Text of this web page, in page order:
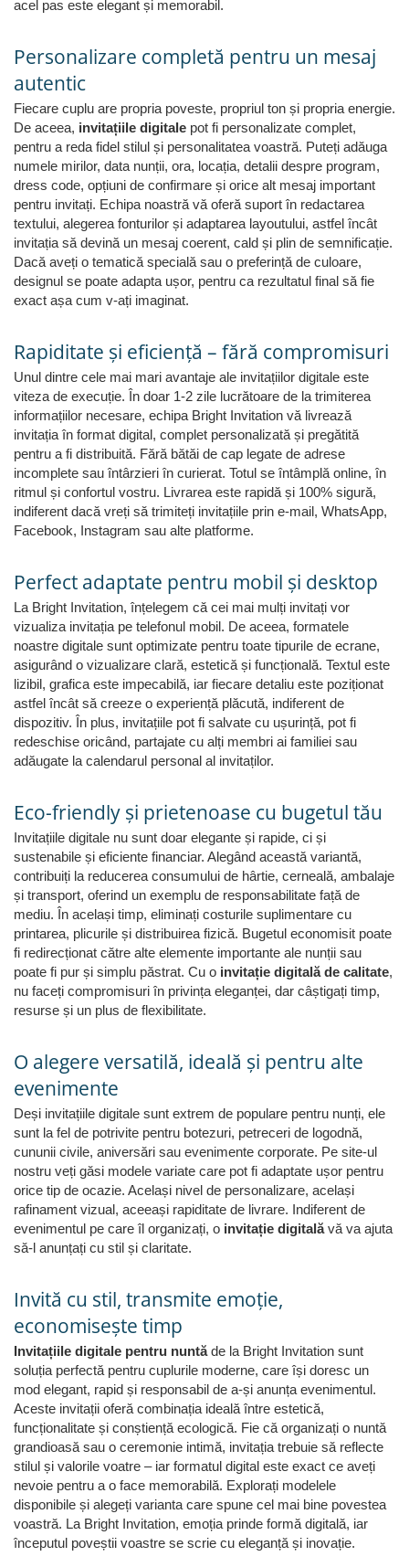
acel pas este elegant și memorabil.
Personalizare completă pentru un mesaj
autentic
Fiecare cuplu are propria poveste, propriul ton și propria energie.
De aceea, invitațiile digitale pot fi personalizate complet,
pentru a reda fidel stilul și personalitatea voastră. Puteți adăuga
numele mirilor, data nunții, ora, locația, detalii despre program,
dress code, opțiuni de confirmare și orice alt mesaj important
pentru invitați. Echipa noastră vă oferă suport în redactarea
textului, alegerea fonturilor și adaptarea layoutului, astfel încât
invitația să devină un mesaj coerent, cald și plin de semnificație.
Dacă aveți o tematică specială sau o preferință de culoare,
designul se poate adapta ușor, pentru ca rezultatul final să fie
exact așa cum v-ați imaginat.
Rapiditate și eficiență – fără compromisuri
Unul dintre cele mai mari avantaje ale invitațiilor digitale este
viteza de execuție. În doar 1-2 zile lucrătoare de la trimiterea
informațiilor necesare, echipa Bright Invitation vă livrează
invitația în format digital, complet personalizată și pregătită
pentru a fi distribuită. Fără bătăi de cap legate de adrese
incomplete sau întârzieri în curierat. Totul se întâmplă online, în
ritmul și confortul vostru. Livrarea este rapidă și 100% sigură,
indiferent dacă vreți să trimiteți invitațiile prin e-mail, WhatsApp,
Facebook, Instagram sau alte platforme.
Perfect adaptate pentru mobil și desktop
La Bright Invitation, înțelegem că cei mai mulți invitați vor
vizualiza invitația pe telefonul mobil. De aceea, formatele
noastre digitale sunt optimizate pentru toate tipurile de ecrane,
asigurând o vizualizare clară, estetică și funcțională. Textul este
lizibil, grafica este impecabilă, iar fiecare detaliu este poziționat
astfel încât să creeze o experiență plăcută, indiferent de
dispozitiv. În plus, invitațiile pot fi salvate cu ușurință, pot fi
redeschise oricând, partajate cu alți membri ai familiei sau
adăugate la calendarul personal al invitaților.
Eco-friendly și prietenoase cu bugetul tău
Invitațiile digitale nu sunt doar elegante și rapide, ci și
sustenabile și eficiente financiar. Alegând această variantă,
contribuiți la reducerea consumului de hârtie, cerneală, ambalaje
și transport, oferind un exemplu de responsabilitate față de
mediu. În același timp, eliminați costurile suplimentare cu
printarea, plicurile și distribuirea fizică. Bugetul economisit poate
fi redirecționat către alte elemente importante ale nunții sau
poate fi pur și simplu păstrat. Cu o invitație digitală de calitate,
nu faceți compromisuri în privința eleganței, dar câștigați timp,
resurse și un plus de flexibilitate.
O alegere versatilă, ideală și pentru alte
evenimente
Deși invitațiile digitale sunt extrem de populare pentru nunți, ele
sunt la fel de potrivite pentru botezuri, petreceri de logodnă,
cununii civile, aniversări sau evenimente corporate. Pe site-ul
nostru veți găsi modele variate care pot fi adaptate ușor pentru
orice tip de ocazie. Același nivel de personalizare, același
rafinament vizual, aceeași rapiditate de livrare. Indiferent de
evenimentul pe care îl organizați, o invitație digitalăvă va ajuta
să-l anunțați cu stil și claritate.
Invită cu stil, transmite emoție,
economisește timp
Invitațiile digitale pentru nuntăde la Bright Invitation sunt
soluția perfectă pentru cuplurile moderne, care își doresc un
mod elegant, rapid și responsabil de a-și anunța evenimentul.
Aceste invitații oferă combinația ideală între estetică,
funcționalitate și conștiență ecologică. Fie că organizați o nuntă
grandioasă sau o ceremonie intimă, invitația trebuie să reflecte
stilul și valorile voatre – iar formatul digital este exact ce aveți
nevoie pentru a o face memorabilă. Explorați modelele
disponibile și alegeți varianta care spune cel mai bine povestea
voastră. La Bright Invitation, emoția prinde formă digitală, iar
începutul poveștii voastre se scrie cu eleganță și inovație.